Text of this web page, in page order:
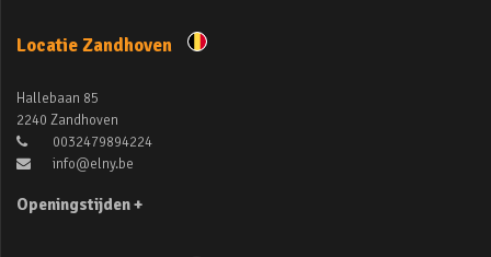
Locatie Zandhoven
Hallebaan 85
2240 Zandhoven
0032479894224
info@elny.be
Openingstijden +